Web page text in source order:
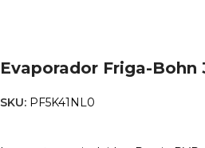
Evaporador Friga-Bohn
SKU: PF5K41NL0